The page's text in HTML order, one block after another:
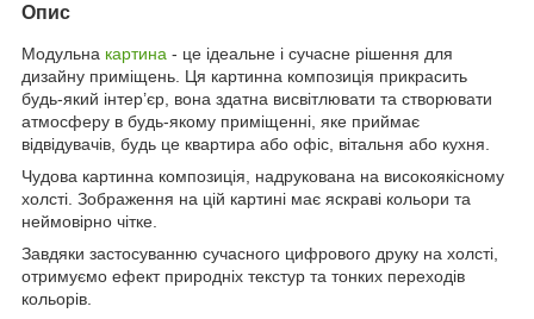
Опис
Модульна картина - це ідеальне і сучасне рішення для
дизайну приміщень. Ця картинна композиція прикрасить
будь-який інтер’єр, вона здатна висвітлювати та створювати
атмосферу в будь-якому приміщенні, яке приймає
відвідувачів, будь це квартира або офіс, вітальня або кухня.
Чудова картинна композиція, надрукована на високоякісному
холсті. Зображення на цій картині має яскраві кольори та
неймовірно чітке.
Завдяки застосуванню сучасного цифрового друку на холсті,
отримуємо ефект природніх текстур та тонких переходів
кольорів.